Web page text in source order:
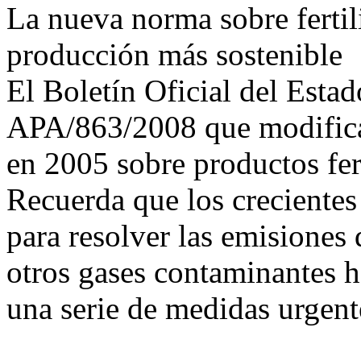
La nueva norma sobre
producción más sostenible
El Boletín Oficial del
APA/863/2008 que
en 2005 sobre productos
Recuerda que los
para resolver las emisiones
otros gases contaminantes
una serie de medidas